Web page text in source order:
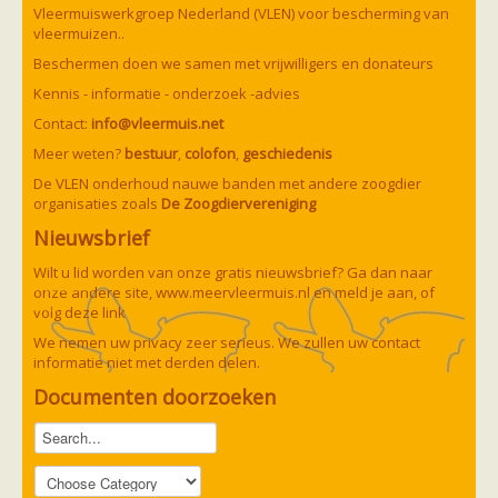
Vleermuizen in de tuin
Aankondiging activiteiten
Ik ben op zoek naar een detector
Ecologie en soorten
Hoe vleermuizen leven
Voedsel en jagen
Verblijfplaatsen
Echolocatie
Soorten
Baardvleermuis
Bechsteins vleermuis
Bosvleermuis
Brandt's vleermuis
Bruine of gewone grootoorvleermuis
Franjestaart
Gewone dwergvleermuis
Grijze grootoorvleermuis
Grote rosse vleermuis
Ingekorven vleermuis
Kleine en grote hoefijzerneus
Laatvlieger
Meervleermuis
Noordse vleermuis
Rosse vleermuis
Paul van Hoof
Vleermuiswerkgroep Nederland (VLEN) voor bescherming van
vleermuizen..
Beschermen doen we samen met vrijwilligers en donateurs
Kennis - informatie - onderzoek -advies
Contact: info@vleermuis.net
Meer weten? bestuur, colofon, geschiedenis
De VLEN onderhoud nauwe banden met andere zoogdier
organisaties zoals De Zoogdiervereniging
Nieuwsbrief
Wilt u lid worden van onze gratis nieuwsbrief? Ga dan naar
onze andere site,www.meervleermuis.nlen meld je aan, of
volg deze link
We nemen uw privacy zeer serieus. We zullen uw contact
informatie niet met derden delen.
Documenten doorzoeken